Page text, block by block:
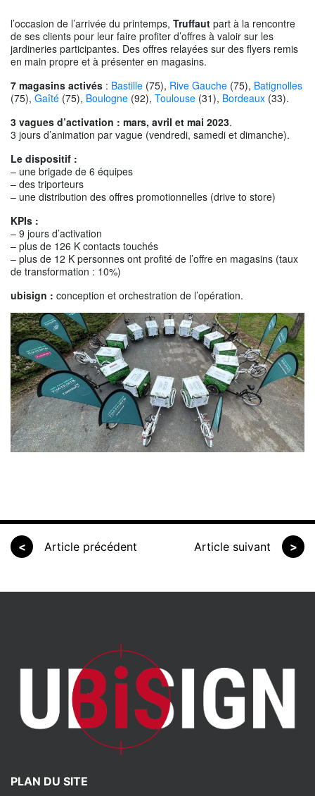
l’occasion de l’arrivée du printemps, Truffaut part à la rencontre
de ses clients pour leur faire profiter d’offres à valoir sur les
jardineries participantes. Des offres relayées sur des flyers remis
en main propre et à présenter en magasins.
7 magasins activés : Bastille (75), Rive Gauche (75), Batignolles
(75), Gaîté (75), Boulogne (92), Toulouse (31), Bordeaux (33).
3 vagues d’activation : mars, avril et mai 2023.
3 jours d’animation par vague (vendredi, samedi et dimanche).
Le dispositif :
– une brigade de 6 équipes
– des triporteurs
– une distribution des offres promotionnelles (drive to store)
KPIs :
– 9 jours d’activation
– plus de 126 K contacts touchés
– plus de 12 K personnes ont profité de l’offre en magasins (taux
de transformation : 10%)
ubisign : conception et orchestration de l’opération.
< Article précédent Article suivant >
PLAN DU SITE